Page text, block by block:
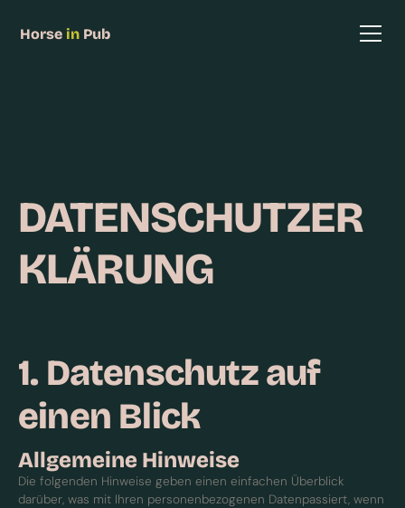
Horsein Pub
DATENSCHUTZER
KLÄRUNG
1. Datenschutz auf
einen Blick
Allgemeine Hinweise
Die folgenden Hinweise geben einen einfachen Überblick
darüber, was mit Ihren personenbezogenen Datenpassiert, wenn